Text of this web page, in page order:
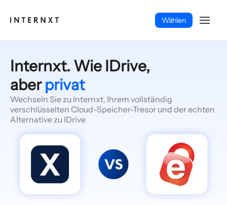
Wählen
Deutsch (DE)
Internxt. Wie IDrive,
aberprivat
Wechseln Sie zu Internxt, Ihrem vollständig
verschlüsselten Cloud-Speicher-Tresor und der echten
Alternative zu IDrive